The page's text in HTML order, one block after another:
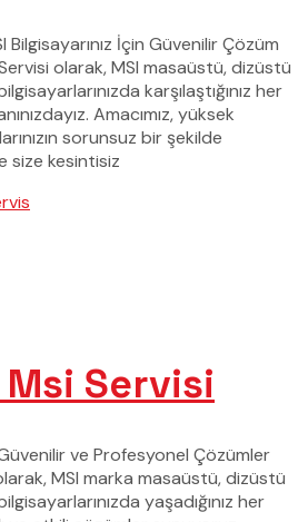
Bilgisayarınız İçin Güvenilir Çözüm
Servisi olarak, MSI masaüstü, dizüstü
karşılaştığınız her
Amacımız, yüksek
sorunsuz bir şekilde
size kesintisiz
Servisi
ve Profesyonel Çözümler
MSI marka masaüstü, dizüstü
yaşadığınız her